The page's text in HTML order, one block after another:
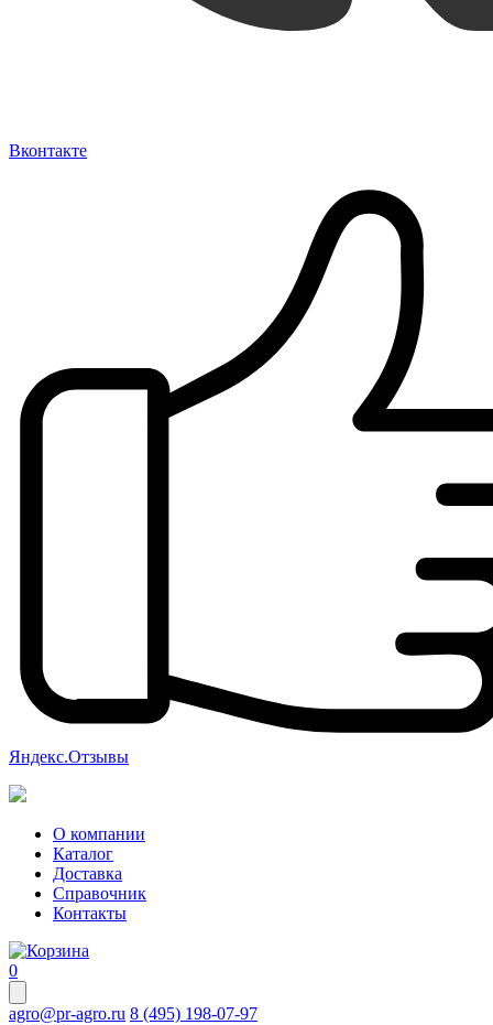
Вконтакте
Яндекс.Отзывы
О компании
Каталог
Доставка
Справочник
Контакты
0
agro@pr-agro.ru 8 (495) 198-07-97